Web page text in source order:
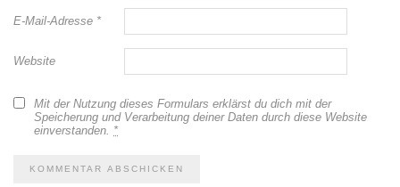
E-Mail-Adresse *
Website
Mit der Nutzung dieses Formulars erklärst du dich mit der
Speicherung und Verarbeitung deiner Daten durch diese Website
einverstanden. *